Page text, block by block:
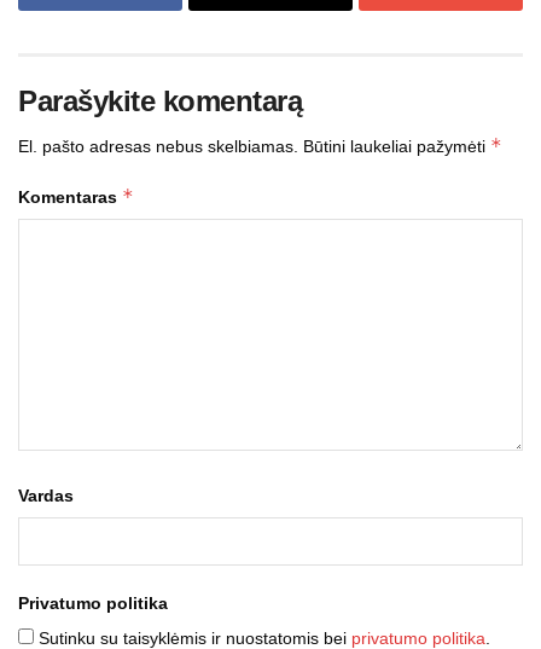
Parašykite komentarą
El. pašto adresas nebus skelbiamas. Būtini laukeliai pažymėti *
Komentaras *
Vardas
Privatumo politika
Sutinku su taisyklėmis ir nuostatomis bei privatumo politika